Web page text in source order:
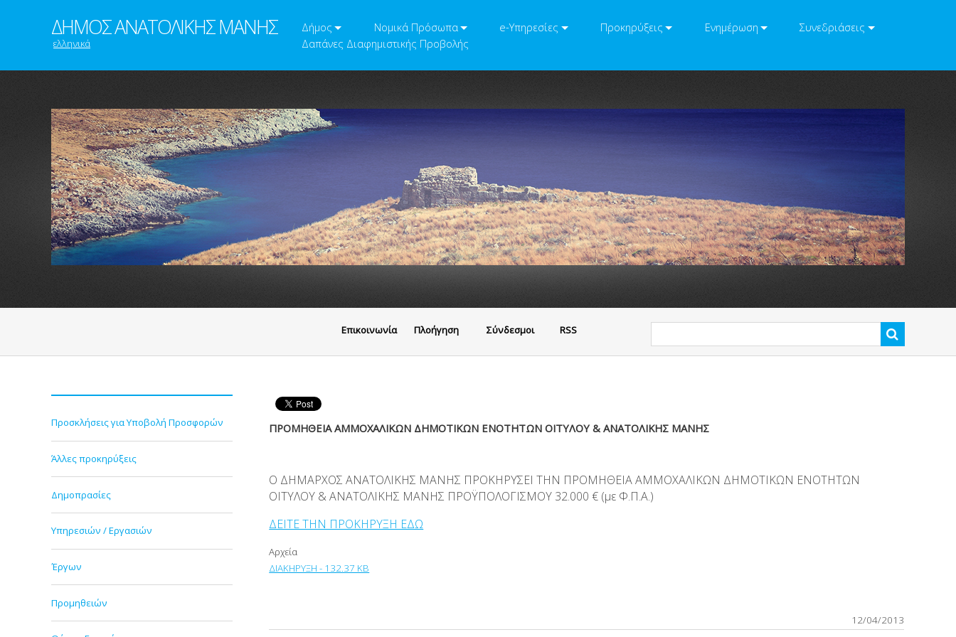
ΔΗΜΟΣ ΑΝΑΤΟΛΙΚΗΣ ΜΑΝΗΣ
ελληνικά
Δήμος Νομικά Πρόσωπα e-Υπηρεσίες Προκηρύξεις Ενημέρωση
Συνεδριάσεις
Δαπάνες Διαφημιστικής Προβολής
Eπικοινωνία Πλοήγηση Σύνδεσμοι RSS
Προσκλήσεις για Υποβολή Προσφορών
Άλλες προκηρύξεις
Δημοπρασίες
Υπηρεσιών / Εργασιών
Έργων
Προμηθειών
ΠΡΟΜΗΘΕΙΑ ΑΜΜΟΧΑΛΙΚΩΝ ΔΗΜΟΤΙΚΩΝ ΕΝΟΤΗΤΩΝ ΟΙΤΥΛΟΥ & ΑΝΑΤΟΛΙΚΗΣ ΜΑΝΗΣ
Ο ΔΗΜΑΡΧΟΣ ΑΝΑΤΟΛΙΚΗΣ ΜΑΝΗΣ ΠΡΟΚΗΡΥΣΕΙ ΤΗΝ ΠΡΟΜΗΘΕΙΑ ΑΜΜΟΧΑΛΙΚΩΝ ΔΗΜΟΤΙΚΩΝ ΕΝΟΤΗΤΩΝ
ΟΙΤΥΛΟΥ & ΑΝΑΤΟΛΙΚΗΣ ΜΑΝΗΣ ΠΡΟΫΠΟΛΟΓΙΣΜΟΥ 32.000 € (με Φ.Π.Α.)
ΔΕΙΤΕ ΤΗΝ ΠΡΟΚΗΡΥΞΗ ΕΔΩ
Αρχεία
ΔΙΑΚΗΡΥΞΗ - 132.37 KB
12/04/2013